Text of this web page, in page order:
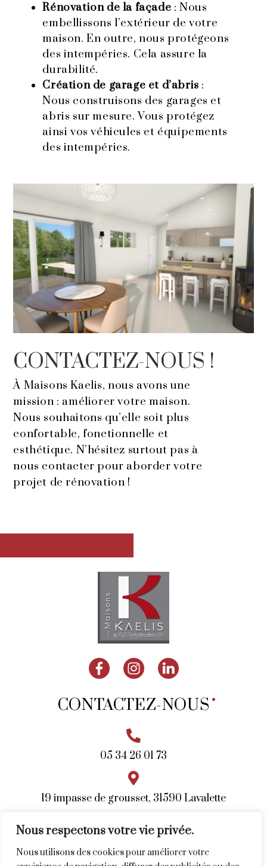
Nous respectons votre vie privée.
Nous utilisons des cookies pour améliorer votre
Rénovation de la façade : Nous
embellissons l’extérieur de votre
maison. En outre, nous protégeons
des intempéries. Cela assure la
durabilité.
Création de garage et d’abris :
Nous construisons des garages et
abris sur mesure. Vous protégez
ainsi vos véhicules et équipements
des intempéries.
CONTACTEZ-NOUS !
À Maisons Kaelis, nous avons une
mission : améliorer votre maison.
Nous souhaitons qu’elle soit plus
confortable, fonctionnelle et
esthétique. N’hésitez surtout pas à
nous contacter pour aborder votre
projet de rénovation !
CONTACTEZ-NOUS

05 34 26 01 73

19 impasse de grousset, 31590 Lavalette
secretariat@maisons-kaelis.com